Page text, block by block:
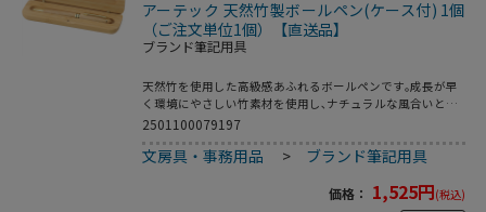
アーテック 天然竹製ボールペン(ケース付) 1個
（ご注文単位1個）【直送品】
ブランド筆記用具
天然竹を使用した高級感あふれるボールペンです｡成長が早
く環境にやさしい竹素材を使用し､ナチュラルな風合いと温
かみのある質感が手に馴染みます｡専用ケース付きで贈り物
や企業ノベルティ､記念品にもおすすめです｡●ボールペ
ン:φ15×140mm､ケース:172×53×25mm●ボールペン×1､
味には個体差がある場合がございます｡
2501100079197
文房具・事務用品 > ブランド筆記用具
価格： 1,525円(税込)